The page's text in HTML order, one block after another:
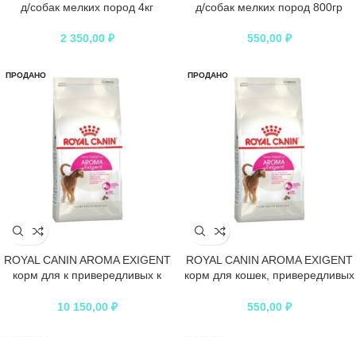
д/собак мелких пород 4кг
2 350,00 ₽
д/собак мелких пород 800гр
550,00 ₽
ПРОДАНО
ROYAL CANIN AROMA EXIGENT
корм для к привередливых к
10 150,00 ₽
ПРОДАНО
ROYAL CANIN AROMA EXIGENT
корм для кошек, привередливых
550,00 ₽